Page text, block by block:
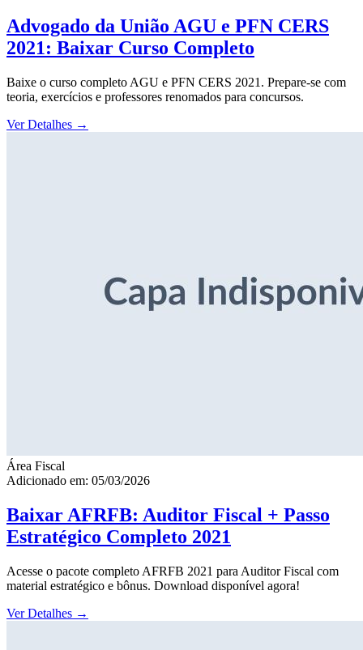
Advogado da União AGU e PFN CERS
2021: Baixar Curso Completo
Baixe o curso completo AGU e PFN CERS 2021. Prepare-se com
teoria, exercícios e professores renomados para concursos.
Ver Detalhes →
Área Fiscal
Adicionado em: 05/03/2026
Baixar AFRFB: Auditor Fiscal + Passo
Estratégico Completo 2021
Acesse o pacote completo AFRFB 2021 para Auditor Fiscal com
material estratégico e bônus. Download disponível agora!
Ver Detalhes →